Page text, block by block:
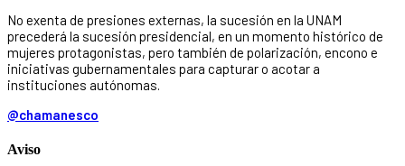
No exenta de presiones externas, la sucesión en la UNAM
precederá la sucesión presidencial, en un momento histórico de
mujeres protagonistas, pero también de polarización, encono e
iniciativas gubernamentales para capturar o acotar a
instituciones autónomas.
@chamanesco
Aviso